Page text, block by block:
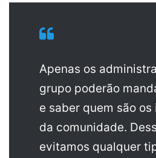
Apenas os
grupo poderão
e saber quem são
da comunidade.
evitamos qualquer